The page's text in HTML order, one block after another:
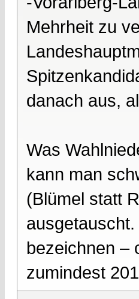
Mehrheit zu
danach aus,
Was
kann man
(Blümel statt
bezeichnen –
zumindest